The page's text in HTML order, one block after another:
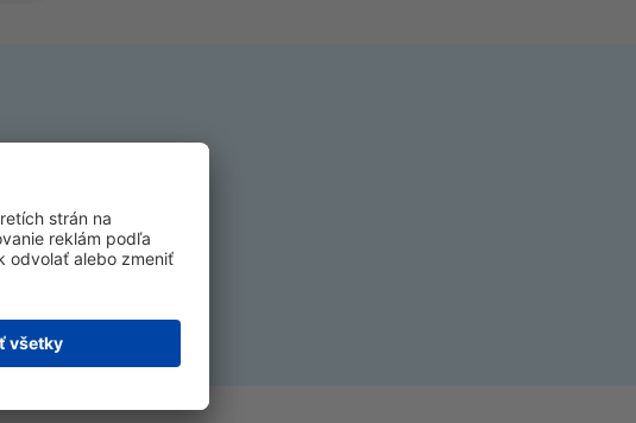
Prihlásiť sa